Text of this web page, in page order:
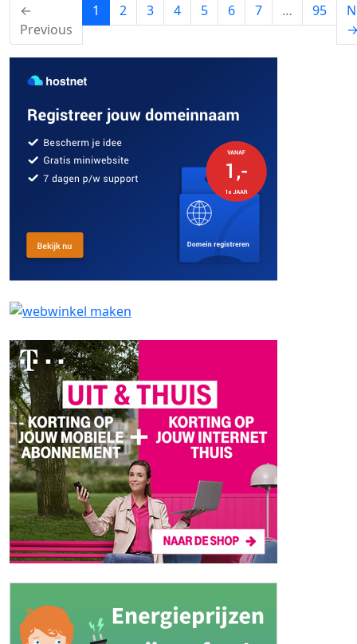
←
Previous
1 (current)
2 3 4 5 6 7 … 95